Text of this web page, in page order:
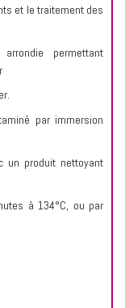
et le traitement des
permettant
par immersion
un produit nettoyant
à 134°C, ou par